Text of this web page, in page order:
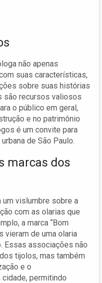
não apenas
suas características,
sobre suas histórias
são recursos valiosos
o público em geral,
e no patrimônio
é um convite para
de São Paulo.
marcas dos
vislumbre sobre a
com as olarias que
a marca “Bom
vieram de uma olaria
Essas associações não
tijolos, mas também
e o
permitindo